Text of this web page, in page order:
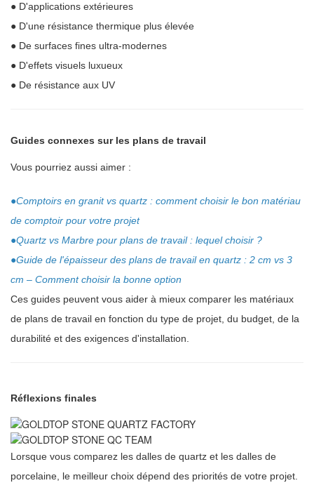
● D'applications extérieures
● D'une résistance thermique plus élevée
● De surfaces fines ultra-modernes
● D'effets visuels luxueux
● De résistance aux UV
Guides connexes sur les plans de travail
Vous pourriez aussi aimer :
●Comptoirs en granit vs quartz : comment choisir le bon matériau
de comptoir pour votre projet
●Quartz vs Marbre pour plans de travail : lequel choisir ?
●Guide de l'épaisseur des plans de travail en quartz : 2 cm vs 3
cm – Comment choisir la bonne option
Ces guides peuvent vous aider à mieux comparer les matériaux
de plans de travail en fonction du type de projet, du budget, de la
durabilité et des exigences d'installation.
Réflexions finales
Lorsque vous comparez les dalles de quartz et les dalles de
porcelaine, le meilleur choix dépend des priorités de votre projet.